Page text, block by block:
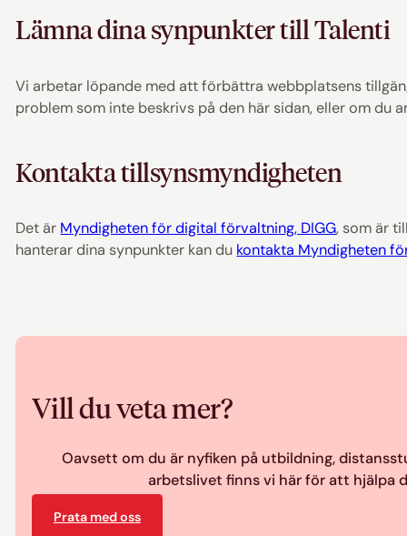
Lämna dina synpunkter till Talenti
Vi arbetar löpande med att förbättra webbplatsens
problem som inte beskrivs på den här sidan, eller om du
Kontakta tillsynsmyndigheten
Det är Myndigheten för digital förvaltning, DIGG, som är
hanterar dina synpunkter kan du kontakta Myndigheten
Vill du veta mer?
Oavsett om du är nyfiken på utbildning,
arbetslivet finns vi här för att hjälpa
Prata med oss